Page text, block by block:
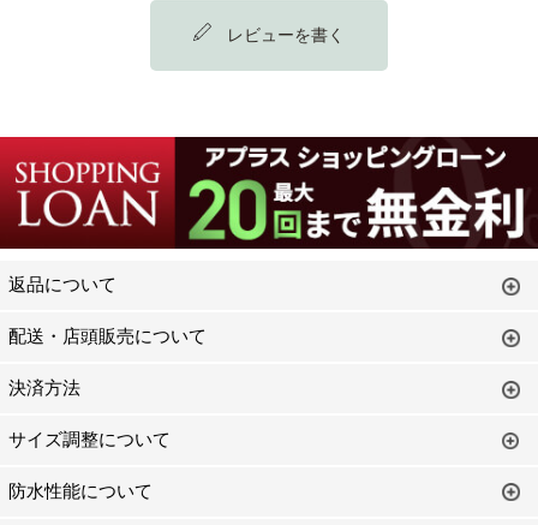
レビューを書く
返品について
配送・店頭販売について
決済方法
サイズ調整について
防水性能について